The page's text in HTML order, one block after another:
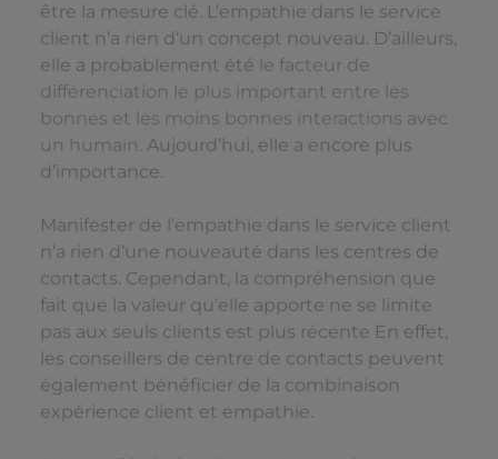
être la mesure clé. L’empathie dans le service
client n’a rien d’un concept nouveau. D’ailleurs,
elle a probablement été le facteur de
différenciation le plus important entre les
bonnes et les moins bonnes interactions avec
un humain. Aujourd’hui, elle a encore plus
d’importance.
Manifester de l’empathie dans le service client
n’a rien d’une nouveauté dans les centres de
contacts. Cependant, la compréhension que
fait que la valeur qu’elle apporte ne se limite
pas aux seuls clients est plus récente En effet,
les conseillers de centre de contacts peuvent
également bénéficier de la combinaison
expérience client et empathie.